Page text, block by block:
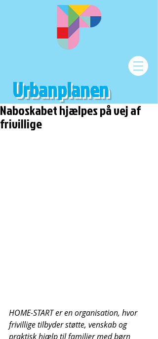
Urbanplanen
Naboskabet hjælpes på vej af
frivillige
HOME-START er en organisation, hvor
frivillige tilbyder støtte, venskab og
praktisk hjælp til familier med børn